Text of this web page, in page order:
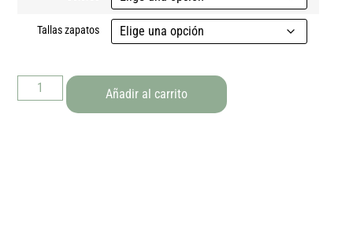
Tallas zapatos
Añadir al carrito